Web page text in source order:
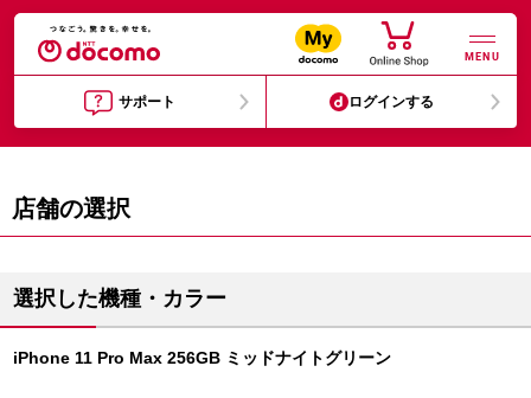
MENU
サポート ログインする
店舗の選択
選択した機種・カラー
iPhone 11 Pro Max 256GB ミッドナイトグリーン